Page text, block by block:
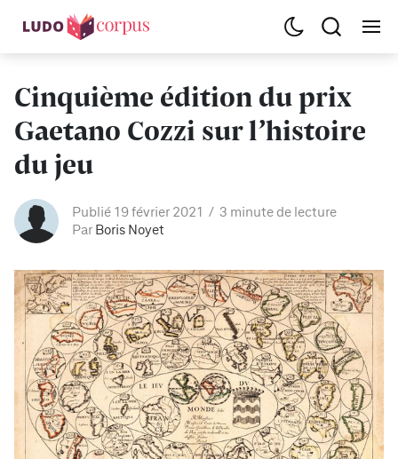
Cinquième édition du prix
Gaetano Cozzi sur l’histoire
du jeu
Publié 19 février 2021
3 minute de lecture
Par Boris Noyet